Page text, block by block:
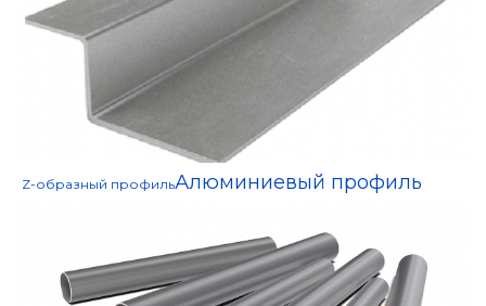
Z-образный профильАлюминиевый профиль